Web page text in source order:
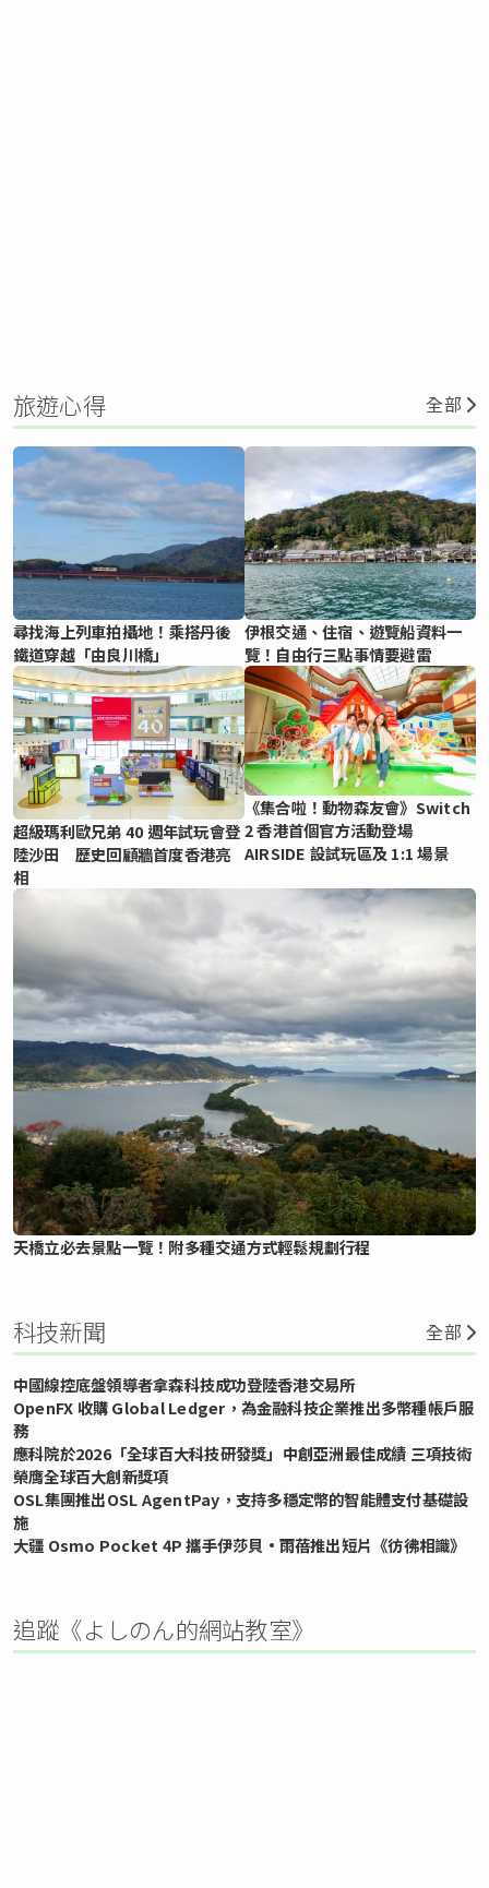
旅遊心得 全部
尋找海上列車拍攝地！乘搭丹後
鐵道穿越「由良川橋」
伊根交通、住宿、遊覽船資料一
覽！自由行三點事情要避雷
超級瑪利歐兄弟 40 週年試玩會登
陸沙田 歷史回顧牆首度香港亮
相
《集合啦！動物森友會》Switch
2 香港首個官方活動登場
AIRSIDE 設試玩區及 1:1 場景
天橋立必去景點一覽！附多種交通方式輕鬆規劃行程
科技新聞 全部
中國線控底盤領導者拿森科技成功登陸香港交易所
OpenFX 收購 Global Ledger，為金融科技企業推出多幣種帳戶服
務
應科院於2026「全球百大科技研發獎」中創亞洲最佳成績 三項技術
榮膺全球百大創新獎項
OSL集團推出OSL AgentPay，支持多穩定幣的智能體支付基礎設
施
大疆 Osmo Pocket 4P 攜手伊莎貝•雨蓓推出短片《彷彿相識》
追蹤《よしのん的網站教室》